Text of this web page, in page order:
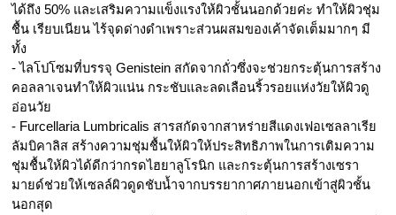
ได้ถึง 50% และเสริมความแข็งแรงให้ผิวชั้นนอกด้วยค่ะ ทำให้ผิวชุ่ม
ชื้น เรียบเนียน ไร้จุดด่างดำเพราะส่วนผสมของเค้าจัดเต็มมากๆ มี
ทั้ง
- ไลโปโซมที่บรรจุ Genistein สกัดจากถั่วซึ่งจะช่วยกระตุ้นการสร้าง
คอลลาเจนทำให้ผิวแน่น กระชับและลดเลือนริ้วรอยแห่งวัยให้ผิวดู
อ่อนวัย
- Furcellaria Lumbricalis สารสกัดจากสาหร่ายสีแดงเฟอเซลลาเรีย
ลัมบิคาลิส สร้างความชุ่มชื้นให้ผิวให้ประสิทธิภาพในการเติมความ
ชุ่มชื้นให้ผิวได้ดีกว่ากรดไฮยาลูโรนิก และกระตุ้นการสร้างเซรา
มายด์ช่วยให้เซลล์ผิวดูดชับน้ำจากบรรยากาศภายนอกเข้าสู่ผิวชั้น
นอกสุด